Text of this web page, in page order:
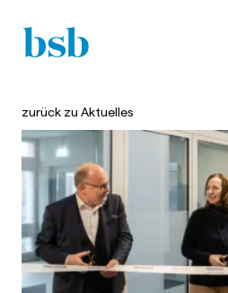
zurück zu Aktuelles